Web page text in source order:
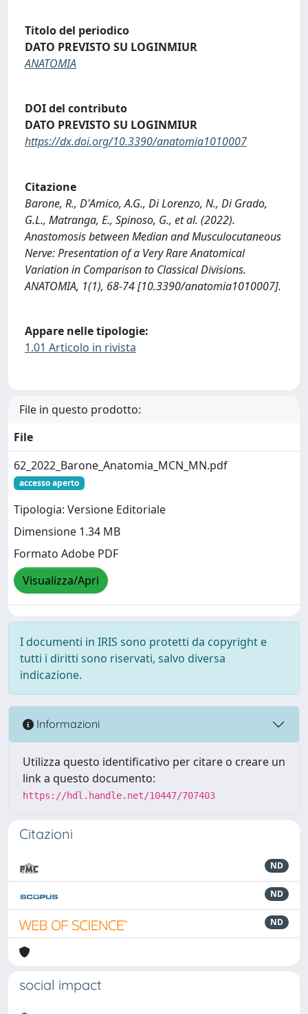
Titolo del periodico
DATO PREVISTO SU LOGINMIUR
ANATOMIA
DOI del contributo
DATO PREVISTO SU LOGINMIUR
https://dx.doi.org/10.3390/anatomia1010007
Citazione
Barone, R., D'Amico, A.G., Di Lorenzo, N., Di Grado,
G.L., Matranga, E., Spinoso, G., et al. (2022).
Anastomosis between Median and Musculocutaneous
Nerve: Presentation of a Very Rare Anatomical
Variation in Comparison to Classical Divisions.
ANATOMIA, 1(1), 68-74 [10.3390/anatomia1010007].
Appare nelle tipologie:
1.01 Articolo in rivista
File in questo prodotto:
File
62_2022_Barone_Anatomia_MCN_MN.pdf
accesso aperto
Tipologia: Versione Editoriale
Dimensione 1.34 MB
Formato Adobe PDF
Visualizza/Apri
I documenti in IRIS sono protetti da copyright e
tutti i diritti sono riservati, salvo diversa
indicazione.
Informazioni
Utilizza questo identificativo per citare o creare un
link a questo documento:
https://hdl.handle.net/10447/707403
Citazioni
ND
ND
ND
social impact